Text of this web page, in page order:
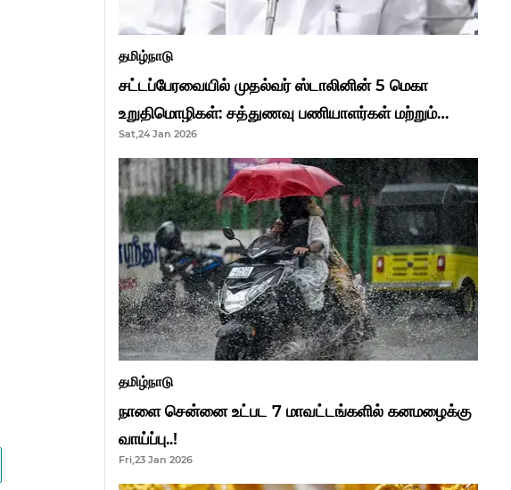
தமிழ்நாடு
சட்டப்பேரவையில் முதல்வர் ஸ்டாலினின் 5 மெகா
உறுதிமொழிகள்: சத்துணவு பணியாளர்கள் மற்றும்
ஆசிரியர்களுக்கு ஜாக்பாட்!
Sat,24 Jan 2026
தமிழ்நாடு
நாளை சென்னை உட்பட 7 மாவட்டங்களில் கனமழைக்கு
வாய்ப்பு..!
Fri,23 Jan 2026